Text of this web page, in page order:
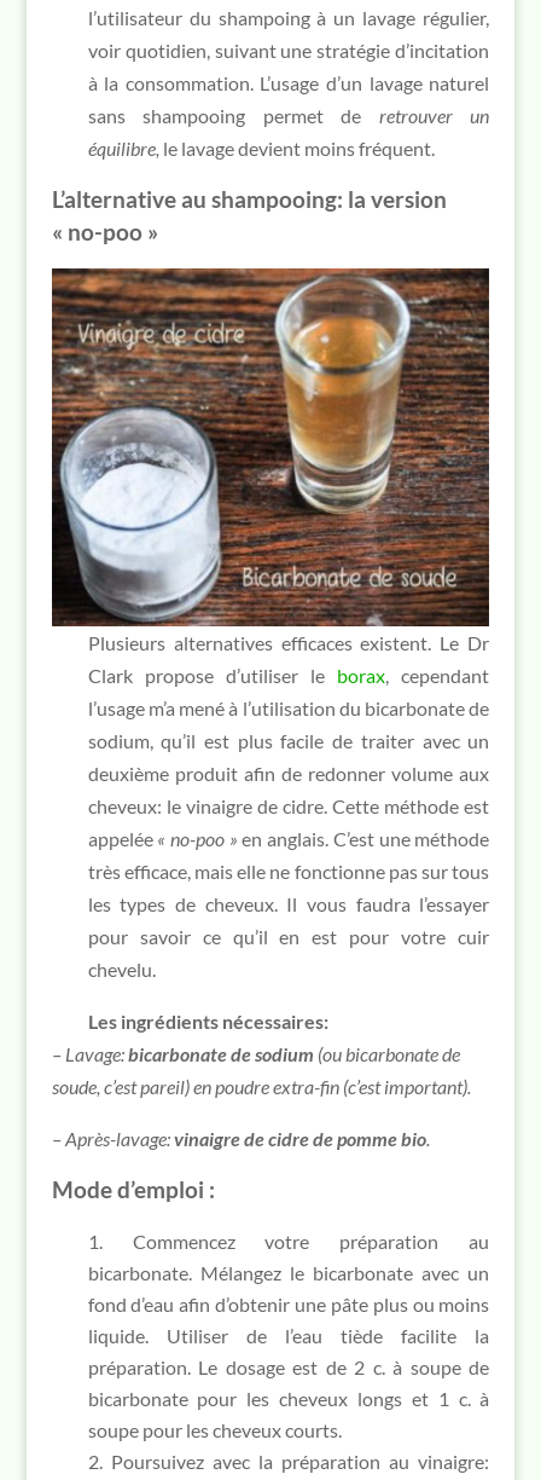
l’utilisateur du shampoing à un lavage régulier,
voir quotidien, suivant une stratégie d’incitation
à la consommation. L’usage d’un lavage naturel
sans shampooing
permet de retrouver un
équilibre, le lavage devient moins fréquent.
L’alternative au shampooing: la version
« no-poo »
Plusieurs alternatives efficaces existent. Le Dr
Clark propose d’utiliser le borax, cependant
l’usage m’a mené à l’utilisation du bicarbonate de
sodium, qu’il est plus facile de traiter avec un
deuxième produit afin de redonner volume aux
cheveux: le vinaigre de cidre. Cette méthode est
appelée« no-poo » en anglais. C’est une méthode
très efficace, mais elle ne fonctionne pas sur tous
les types de cheveux. Il vous faudra l’essayer
pour savoir ce qu’il en est pour votre cuir
chevelu.
Les ingrédients nécessaires:
– Lavage:bicarbonate de sodium (ou bicarbonate de
soude, c’est pareil) en poudre extra-fin (c’est important).
– Après-lavage:vinaigre de cidre de pomme bio.
Mode d’emploi :
Commencez votre préparation au
bicarbonate. Mélangez le bicarbonate avec un
fond d’eau afin d’obtenir une pâte plus ou moins
liquide. Utiliser de l’eau tiède facilite la
préparation. Le dosage est de 2 c. à soupe de
bicarbonate pour les cheveux longs et 1 c. à
soupe pour les cheveux courts.
Poursuivez avec la préparation au vinaigre: